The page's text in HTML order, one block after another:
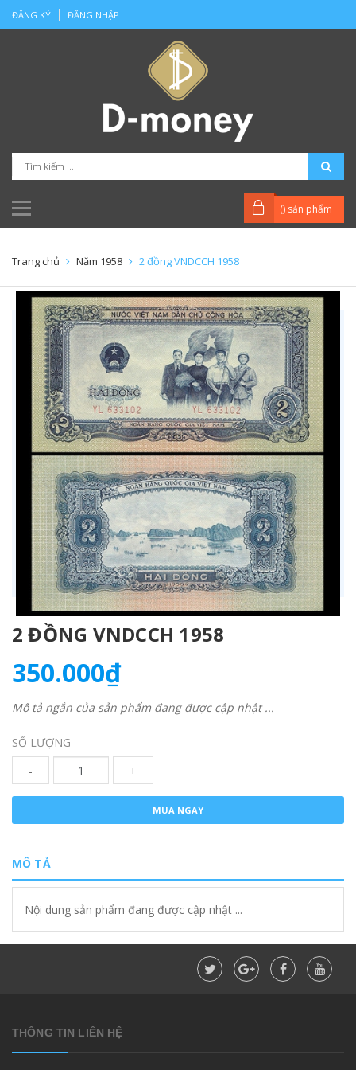
ĐĂNG KÝ ĐĂNG NHẬP
() sản phẩm
Trang chủ Năm 1958 2 đồng VNDCCH 1958
2 ĐỒNG VNDCCH 1958
350.000₫
Mô tả ngắn của sản phẩm đang được cập nhật ...
SỐ LƯỢNG
-
+
MUA NGAY
MÔ TẢ
Nội dung sản phẩm đang được cập nhật ...
THÔNG TIN LIÊN HỆ